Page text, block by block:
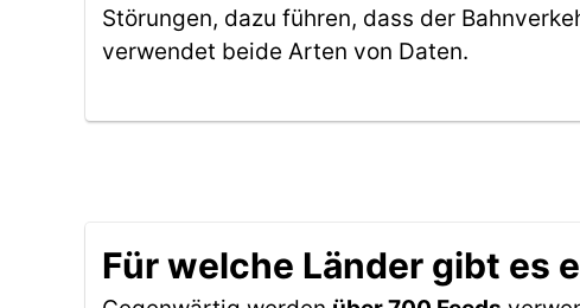
Störungen, dazu führen, dass der
verwendet beide Arten von Daten.
Für welche Länder gibt es